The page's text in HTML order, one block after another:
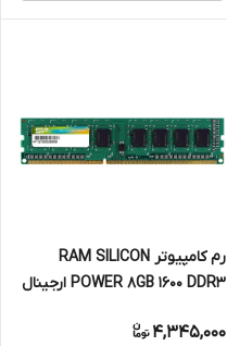
رم کامپیوتر RAM SILICON
POWER 8GB 1600 DDR3 ارجینال
4,345,000